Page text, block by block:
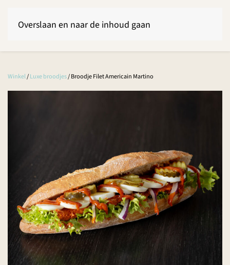
Overslaan en naar de inhoud gaan
Winkel /Luxe broodjes/ Broodje Filet Americain Martino